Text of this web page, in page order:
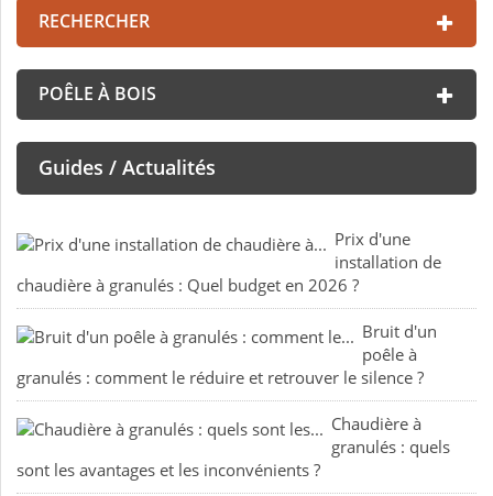
RECHERCHER
POÊLE À BOIS
Guides / Actualités
Prix d'une
installation de
chaudière à granulés : Quel budget en 2026 ?
Bruit d'un
poêle à
granulés : comment le réduire et retrouver le silence ?
Chaudière à
granulés : quels
sont les avantages et les inconvénients ?